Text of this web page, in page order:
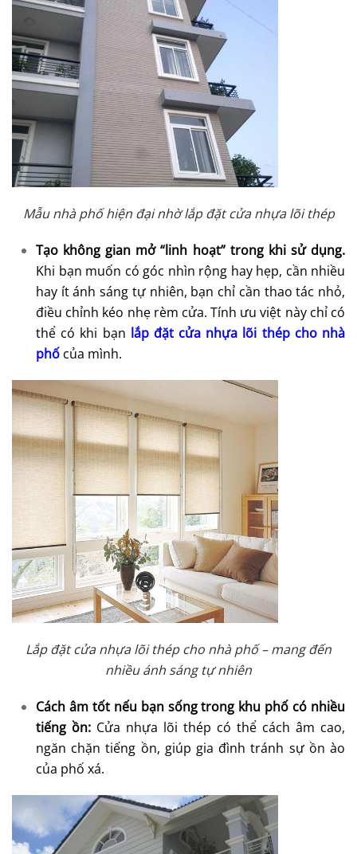
Mẫu nhà phố hiện đại nhờ lắp đặt cửa nhựa lõi thép
Tạo không gian mở “linh hoạt” trong khi sử dụng.
Khi bạn muốn có góc nhìn rộng hay hẹp, cần nhiều
hay ít ánh sáng tự nhiên, bạn chỉ cần thao tác nhỏ,
điều chỉnh kéo nhẹ rèm cửa. Tính ưu việt này chỉ có
thể có khi bạn lắp đặt cửa nhựa lõi thép cho nhà
phố của mình.
Lắp đặt cửa nhựa lõi thép cho nhà phố – mang đến
nhiều ánh sáng tự nhiên
Cách âm tốt nếu bạn sống trong khu phố có nhiều
tiếng ồn: Cửa nhựa lõi thép có thể cách âm cao,
ngăn chặn tiếng ồn, giúp gia đình tránh sự ồn ào
của phố xá.